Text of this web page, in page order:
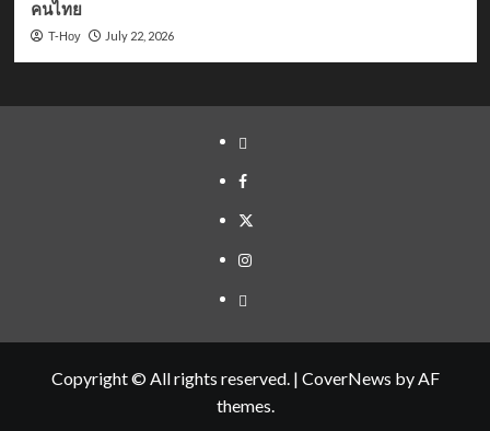
คนไทย
T-Hoy July 22, 2026
Yelp
Facebook
Twitter
Instagram
Email
Copyright © All rights reserved. | CoverNews by AF
themes.